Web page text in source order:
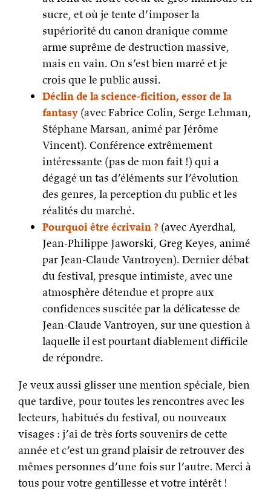
sucre, et où je tente d’imposer la
supériorité du canon dranique comme
arme suprême de destruction massive,
mais en vain. On s’est bien marré et je
crois que le public aussi.
Déclin de la science-ficition, essor de la
fantasy (avec Fabrice Colin, Serge Lehman,
Stéphane Marsan, animé par Jérôme
Vincent). Conférence extrêmement
intéressante (pas de mon fait !) qui a
dégagé un tas d’éléments sur l’évolution
des genres, la perception du public et les
réalités du marché.
Pourquoi être écrivain ? (avec Ayerdhal,
Jean-Philippe Jaworski, Greg Keyes, animé
par Jean-Claude Vantroyen). Dernier débat
du festival, presque intimiste, avec une
atmosphère détendue et propre aux
confidences suscitée par la délicatesse de
Jean-Claude Vantroyen, sur une question à
laquelle il est pourtant diablement difficile
de répondre.
Je veux aussi glisser une mention spéciale, bien
que tardive, pour toutes les rencontres avec les
lecteurs, habitués du festival, ou nouveaux
visages : j’ai de très forts souvenirs de cette
année et c’est un grand plaisir de retrouver des
mêmes personnes d’une fois sur l’autre. Merci à
tous pour votre gentillesse et votre intérêt !